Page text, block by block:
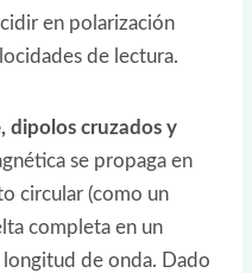
en polarización
de lectura.
dipolos cruzados y
se propaga en
circular (como un
completa en un
de onda. Dado